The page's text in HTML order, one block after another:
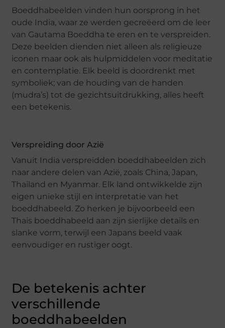
Boeddhabeelden vinden hun oorsprong in het
oude India, waar ze werden gecreëerd om de leer
van Gautama Boeddha te eren en te verspreiden.
Deze beelden dienden niet alleen als religieuze
iconen maar ook als hulpmiddelen voor meditatie
en contemplatie. Elk beeld is doordrenkt met
symboliek; van de houding van de handen
(mudra’s) tot de gezichtsuitdrukking, alles heeft
een betekenis.
Verspreiding door Azië
Vanuit India verspreidden boeddhabeelden zich
naar andere delen van Azië, zoals China, Japan,
Thailand en Myanmar. Elk land ontwikkelde zijn
eigen unieke stijl en interpretatie van het
boeddhabeeld. Zo herken je bijvoorbeeld een
Thais boeddhabeeld aan zijn sierlijke details en
slanke vorm, terwijl een Japans beeld vaak
eenvoudiger en rustiger oogt.
De betekenis achter
verschillende
boeddhabeelden